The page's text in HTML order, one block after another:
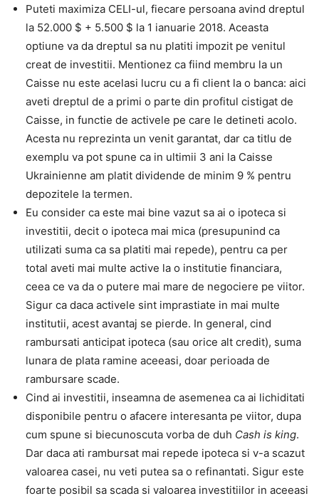
Puteti maximiza CELI-ul, fiecare persoana avind dreptul
la 52.000 $ + 5.500 $ la 1 ianuarie 2018. Aceasta
optiune va da dreptul sa nu platiti impozit pe venitul
creat de investitii. Mentionez ca fiind membru la un
Caisse nu este acelasi lucru cu a fi client la o banca: aici
aveti dreptul de a primi o parte din profitul cistigat de
Caisse, in functie de activele pe care le detineti acolo.
Acesta nu reprezinta un venit garantat, dar ca titlu de
exemplu va pot spune ca in ultimii 3 ani la Caisse
Ukrainienne am platit dividende de minim 9 % pentru
depozitele la termen.
Eu consider ca este mai bine vazut sa ai o ipoteca si
investitii, decit o ipoteca mai mica (presupunind ca
utilizati suma ca sa platiti mai repede), pentru ca per
total aveti mai multe active la o institutie financiara,
ceea ce va da o putere mai mare de negociere pe viitor.
Sigur ca daca activele sint imprastiate in mai multe
institutii, acest avantaj se pierde. In general, cind
rambursati anticipat ipoteca (sau orice alt credit), suma
lunara de plata ramine aceeasi, doar perioada de
rambursare scade.
Cind ai investitii, inseamna de asemenea ca ai lichiditati
disponibile pentru o afacere interesanta pe viitor, dupa
cum spune si biecunoscuta vorba de duh Cash is king.
Dar daca ati rambursat mai repede ipoteca si v-a scazut
valoarea casei, nu veti putea sa o refinantati. Sigur este
foarte posibil sa scada si valoarea investitiilor in aceeasi